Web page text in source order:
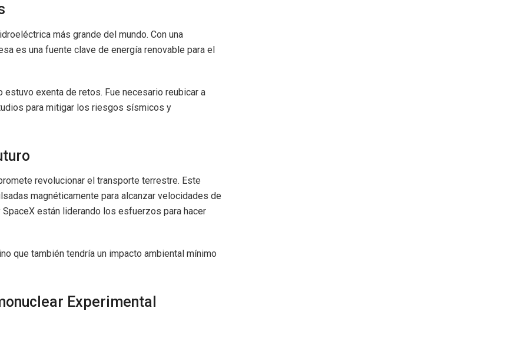
más grande del mundo. Con una
es una fuente clave de energía renovable para el
exenta de retos. Fue necesario reubicar a
para mitigar los riesgos sísmicos y
revolucionar el transporte terrestre. Este
magnéticamente para alcanzar velocidades de
están liderando los esfuerzos para hacer
que también tendría un impacto ambiental mínimo
Experimental